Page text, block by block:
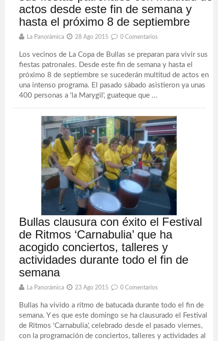
actos desde este fin de semana y
hasta el próximo 8 de septiembre
La Panorámica 28 Ago 2015 0 Comentarios
Los vecinos de La Copa de Bullas se preparan para vivir sus
fiestas patronales. Desde este fin de semana y hasta el
próximo 8 de septiembre se sucederán multitud de actos en
una intenso programa. El pasado sábado asistieron ya unas
400 personas a 'la Marygil', guateque que ...
Bullas clausura con éxito el Festival
de Ritmos ‘Carnabulia’ que ha
acogido conciertos, talleres y
actividades durante todo el fin de
semana
La Panorámica 23 Ago 2015 0 Comentarios
Bullas ha vivido a ritmo de batucada durante todo el fin de
semana. Y es que este domingo se ha clausurado el Festival
de Ritmos 'Carnabulia', celebrado desde el pasado viernes,
con la programación de conciertos, talleres y actividades al